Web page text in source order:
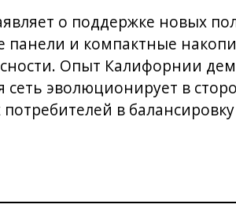
о поддержке новых
и компактные
Опыт Калифорнии
сеть эволюционирует в
в